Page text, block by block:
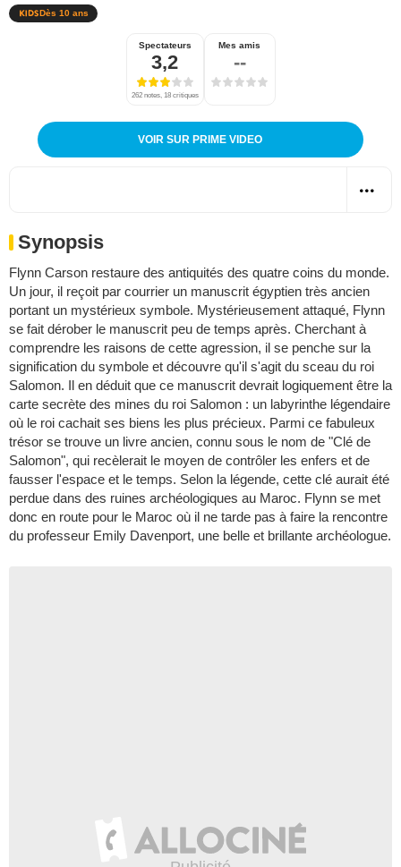
Dès 10 ans
Spectateurs
3,2
262 notes, 18 critiques
Mes amis
--
VOIR SUR PRIME VIDEO
Synopsis
Flynn Carson restaure des antiquités des quatre coins du monde.
Un jour, il reçoit par courrier un manuscrit égyptien très ancien
portant un mystérieux symbole. Mystérieusement attaqué, Flynn
se fait dérober le manuscrit peu de temps après. Cherchant à
comprendre les raisons de cette agression, il se penche sur la
signification du symbole et découvre qu'il s'agit du sceau du roi
Salomon. Il en déduit que ce manuscrit devrait logiquement être la
carte secrète des mines du roi Salomon : un labyrinthe légendaire
où le roi cachait ses biens les plus précieux. Parmi ce fabuleux
trésor se trouve un livre ancien, connu sous le nom de "Clé de
Salomon", qui recèlerait le moyen de contrôler les enfers et de
fausser l'espace et le temps. Selon la légende, cette clé aurait été
perdue dans des ruines archéologiques au Maroc. Flynn se met
donc en route pour le Maroc où il ne tarde pas à faire la rencontre
du professeur Emily Davenport, une belle et brillante archéologue.